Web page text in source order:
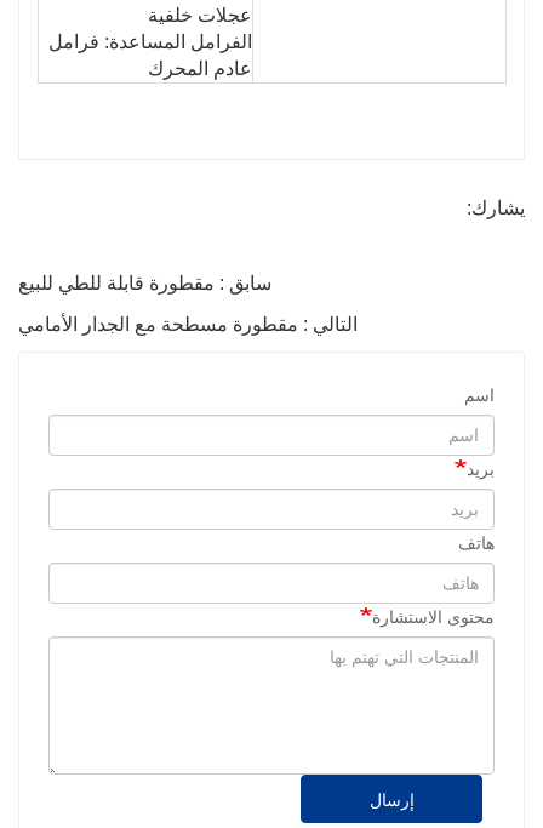
عجلات خلفية
الفرامل المساعدة: فرامل
عادم المحرك
يشارك:
سابق : مقطورة قابلة للطي للبيع
التالي : مقطورة مسطحة مع الجدار الأمامي
اسم
بريد
هاتف
محتوى الاستشارة
إرسال